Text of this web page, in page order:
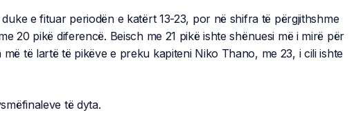
e fituar periodën e katërt 13-23, por në shifra të përgjithshme
20 pikë diferencë. Beisch me 21 pikë ishte shënuesi më i mirë për
të lartë të pikëve e preku kapiteni Niko Thano, me 23, i cili ishte
të dyta.